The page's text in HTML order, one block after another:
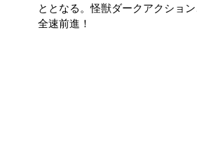
ととなる。怪獣ダークアクション
全速前進！